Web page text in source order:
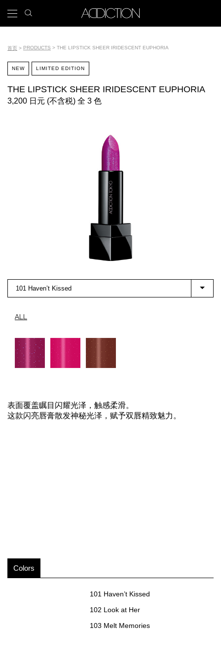
转
到
要
Main
Tools
icon
面
包
屑
首页 PRODUCTS THE LIPSTICK SHEER IRIDESCENT EUPHORIA
NEW LIMITED EDITION
THE LIPSTICK SHEER IRIDESCENT EUPHORIA
101 Haven’t Kissed
ALL
3,200 日元 (不含税) 全 3 色
表面覆盖瞩目闪耀光泽，触感柔滑。
这款闪亮唇膏散发神秘光泽，赋予双唇精致魅力。
Colors
101 Haven’t Kissed
102 Look at Her
103 Melt Memories